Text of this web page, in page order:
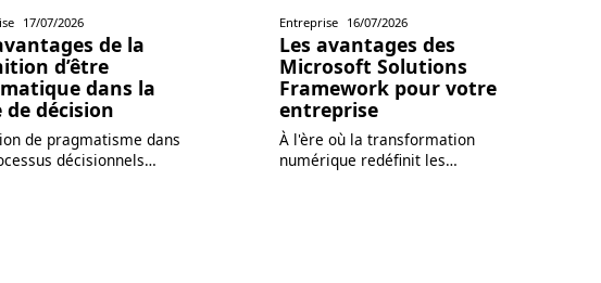
17/07/2026
de la
d’être
dans la
de décision
de pragmatisme dans
décisionnels…
Entreprise 16/07/2026
Les avantages des
Microsoft Solutions
Framework pour votre
entreprise
À l'ère où la transformation
numérique redéfinit les…